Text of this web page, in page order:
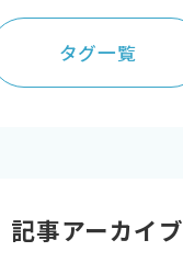
タグ一覧
記事アーカイブ